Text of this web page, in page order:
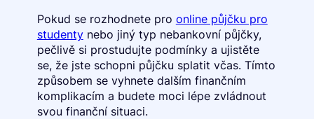
Pokud se rozhodnete pro online půjčku pro
studentynebo jiný typ nebankovní půjčky,
pečlivě si prostudujte podmínky a ujistěte
se, že jste schopni půjčku splatit včas. Tímto
způsobem se vyhnete dalším finančním
komplikacím a budete moci lépe zvládnout
svou finanční situaci.